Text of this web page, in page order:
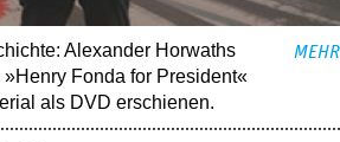
Alexander Horwaths
Fonda for President«
als DVD erschienen.
MEHR